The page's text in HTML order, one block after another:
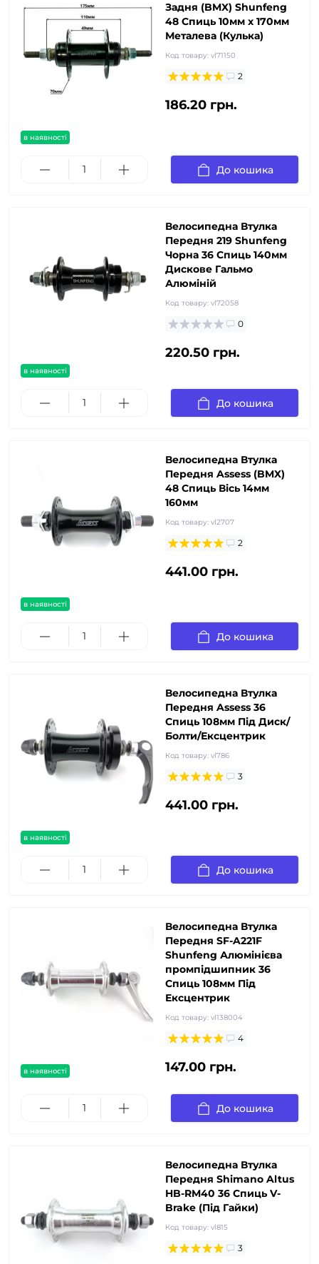
в наявності
Задня (BMX) Shunfeng
48 Спиць 10мм x 170мм
Металева (Кулька)
Код товару: vl71150
2
186.20 грн.
До кошика
в наявності
Велосипедна Втулка
Передня 219 Shunfeng
Чорна 36 Спиць 140мм
Дискове Гальмо
Алюміній
Код товару: vl72058
0
220.50 грн.
До кошика
в наявності
Велосипедна Втулка
Передня Assess (BMX)
48 Спиць Вісь 14мм
160мм
Код товару: vl2707
2
441.00 грн.
До кошика
в наявності
Велосипедна Втулка
Передня Assess 36
Спиць 108мм Під Диск/
Болти/Ексцентрик
Код товару: vl786
3
441.00 грн.
До кошика
в наявності
Велосипедна Втулка
Передня SF-A221F
Shunfeng Алюмінієва
промпідшипник 36
Спиць 108мм Під
Ексцентрик
Код товару: vl138004
4
147.00 грн.
До кошика
Велосипедна Втулка
Передня Shimano Altus
HB-RM40 36 Спиць V-
Brake (Під Гайки)
Код товару: vl815
3